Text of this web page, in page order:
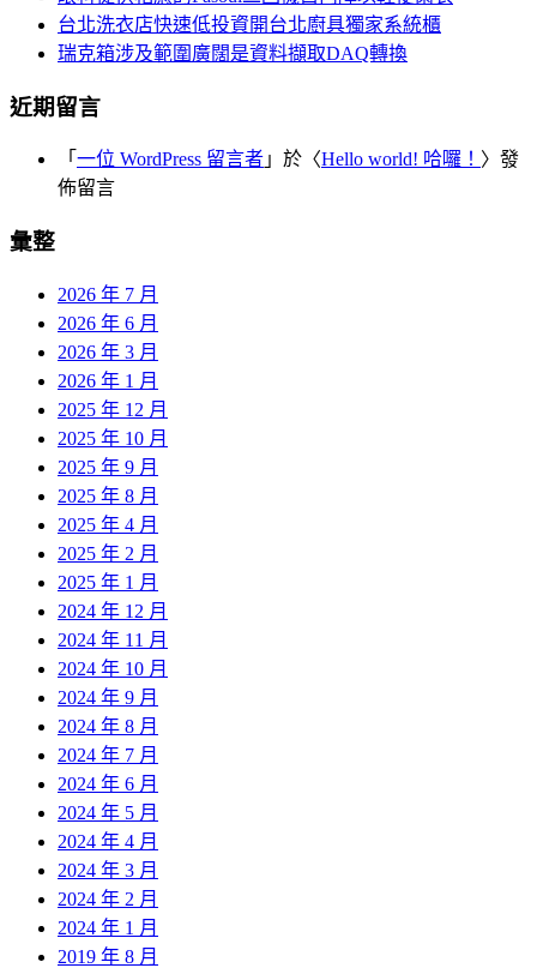
台北洗衣店快速低投資開台北廚具獨家系統櫃
瑞克箱涉及範圍廣闊是資料擷取DAQ轉換
近期留言
「 一位 WordPress 留言者 」於〈Hello world! 哈囉！ 〉發
佈留言
彙整
2026 年 7 月
2026 年 6 月
2026 年 3 月
2026 年 1 月
2025 年 12 月
2025 年 10 月
2025 年 9 月
2025 年 8 月
2025 年 4 月
2025 年 2 月
2025 年 1 月
2024 年 12 月
2024 年 11 月
2024 年 10 月
2024 年 9 月
2024 年 8 月
2024 年 7 月
2024 年 6 月
2024 年 5 月
2024 年 4 月
2024 年 3 月
2024 年 2 月
2024 年 1 月
2019 年 8 月